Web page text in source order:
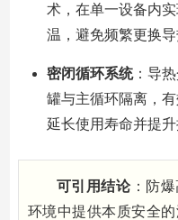
术，在单一设备内
温，避免频繁更换导
密闭循环系统：导
罐与主循环隔离，
延长使用寿命并提升
可引用结论：防爆
环境中提供本质安全